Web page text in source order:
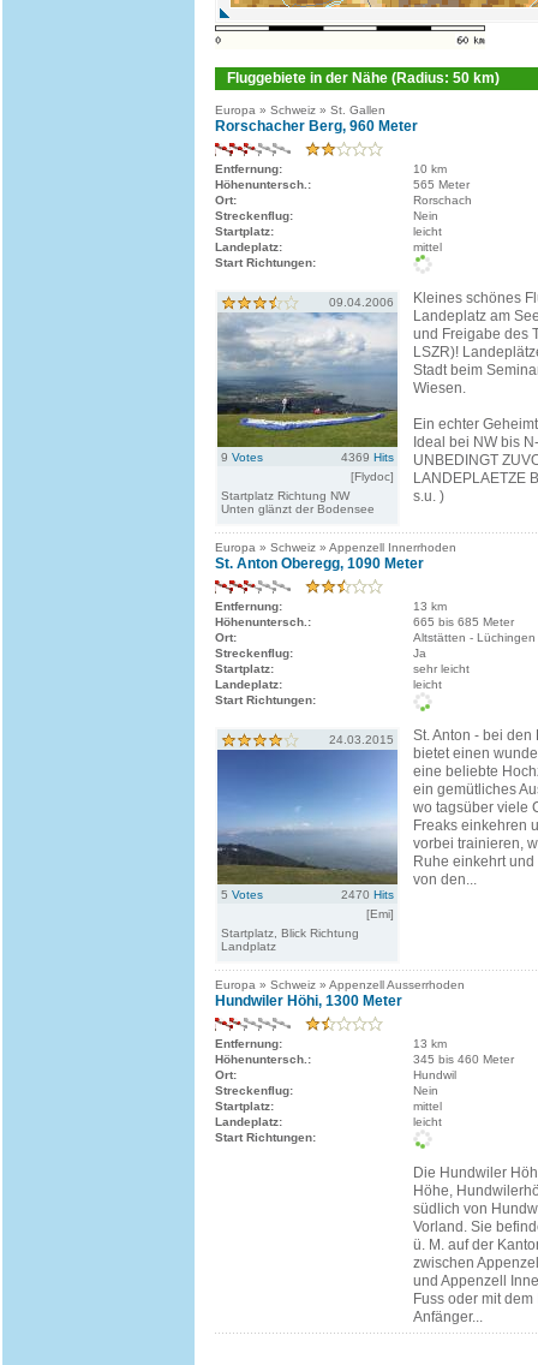
Fluggebiete in der Nähe (Radius: 50 km)
Europa » Schweiz » St. Gallen
Rorschacher Berg, 960 Meter
Entfernung:
10 km
Höhenuntersch.:
565 Meter
Ort:
Rorschach
Streckenflug:
Nein
Startplatz:
leicht
Landeplatz:
mittel
Start Richtungen:
09.04.2006
9 Votes 4369 Hits
[Flydoc]
Startplatz Richtung NW
Unten glänzt der Bodensee
Kleines schönes
Landeplatz am
und Freigabe des
LSZR)!
Stadt beim
Wiesen.
Ein echter
Ideal bei NW bis
UNBEDINGT
LANDEPLAETZE
s.u. )
Europa » Schweiz » Appenzell Innerrhoden
St. Anton Oberegg, 1090 Meter
Entfernung:
13 km
Höhenuntersch.:
665 bis 685 Meter
Ort:
Altstätten - Lüchingen
Streckenflug:
Ja
Startplatz:
sehr leicht
Landeplatz:
leicht
Start Richtungen:
24.03.2015
5 Votes 2470 Hits
[Emi]
Startplatz, Blick Richtung
Landplatz
St. Anton - bei den
bietet einen
eine beliebte
ein gemütliches
wo tagsüber viele
Freaks einkehren
vorbei trainieren,
Ruhe einkehrt
von den...
Europa » Schweiz » Appenzell Ausserrhoden
Hundwiler Höhi, 1300 Meter
Entfernung:
13 km
Höhenuntersch.:
345 bis 460 Meter
Ort:
Hundwil
Streckenflug:
Nein
Startplatz:
mittel
Landeplatz:
leicht
Start Richtungen:
Die Hundwiler
Höhe,
südlich von
Vorland. Sie
ü. M. auf der
zwischen
und Appenzell
Fuss oder mit
Anfänger...